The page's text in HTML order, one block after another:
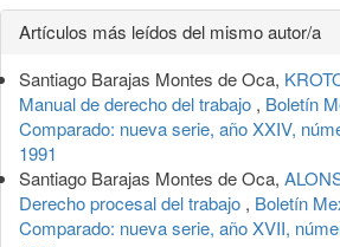
Detalles
del
artículo
Artículos más leídos del mismo autor/a
Santiago Barajas Montes de Oca,
Manual de derecho del trabajo , Boletín
Comparado: nueva serie, año XXIV,
1991
Santiago Barajas Montes de Oca,
Derecho procesal del trabajo , Boletín
Comparado: nueva serie, año XVII,